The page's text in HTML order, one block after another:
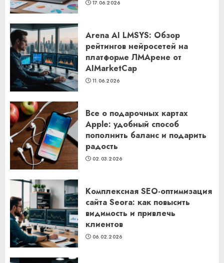
17.06.2026
Arena AI LMSYS: Обзор
рейтингов нейросетей на
платформе ЛМАрене от
AIMarketCap
11.06.2026
Все о подарочных картах
Apple: удобный способ
пополнить баланс и подарить
радость
02.03.2026
Комплексная SEO-оптимизация
сайта Seora: как повысить
видимость и привлечь
клиентов
06.02.2026